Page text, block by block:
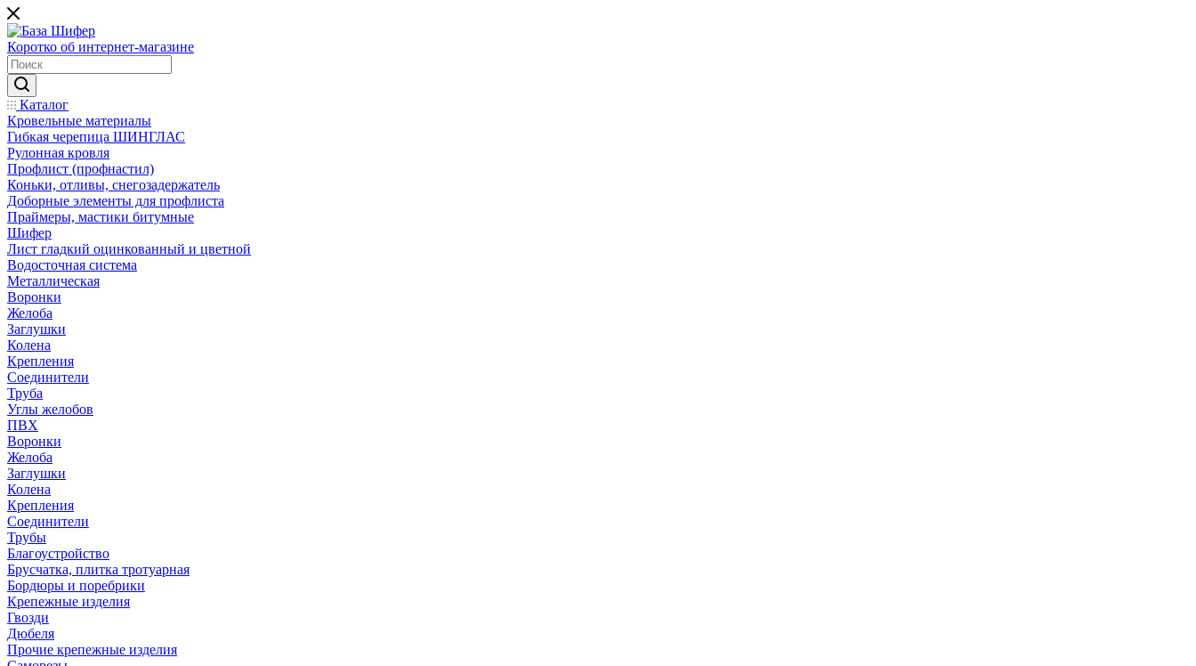
Коротко об интернет-магазине
Каталог
Кровельные материалы
Гибкая черепица ШИНГЛАС
Рулонная кровля
Профлист (профнастил)
Коньки, отливы, снегозадержатель
Доборные элементы для профлиста
Праймеры, мастики битумные
Шифер
Лист гладкий оцинкованный и цветной
Водосточная система
Металлическая
Воронки
Желоба
Заглушки
Колена
Крепления
Соединители
Труба
Углы желобов
ПВХ
Воронки
Желоба
Заглушки
Колена
Крепления
Соединители
Трубы
Благоустройство
Брусчатка, плитка тротуарная
Бордюры и поребрики
Крепежные изделия
Гвозди
Дюбеля
Прочие крепежные изделия